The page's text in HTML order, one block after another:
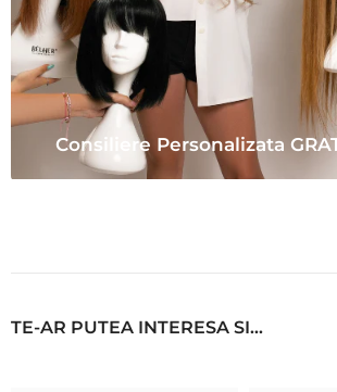
Consiliere Personalizata
TE-AR PUTEA INTERESA SI...